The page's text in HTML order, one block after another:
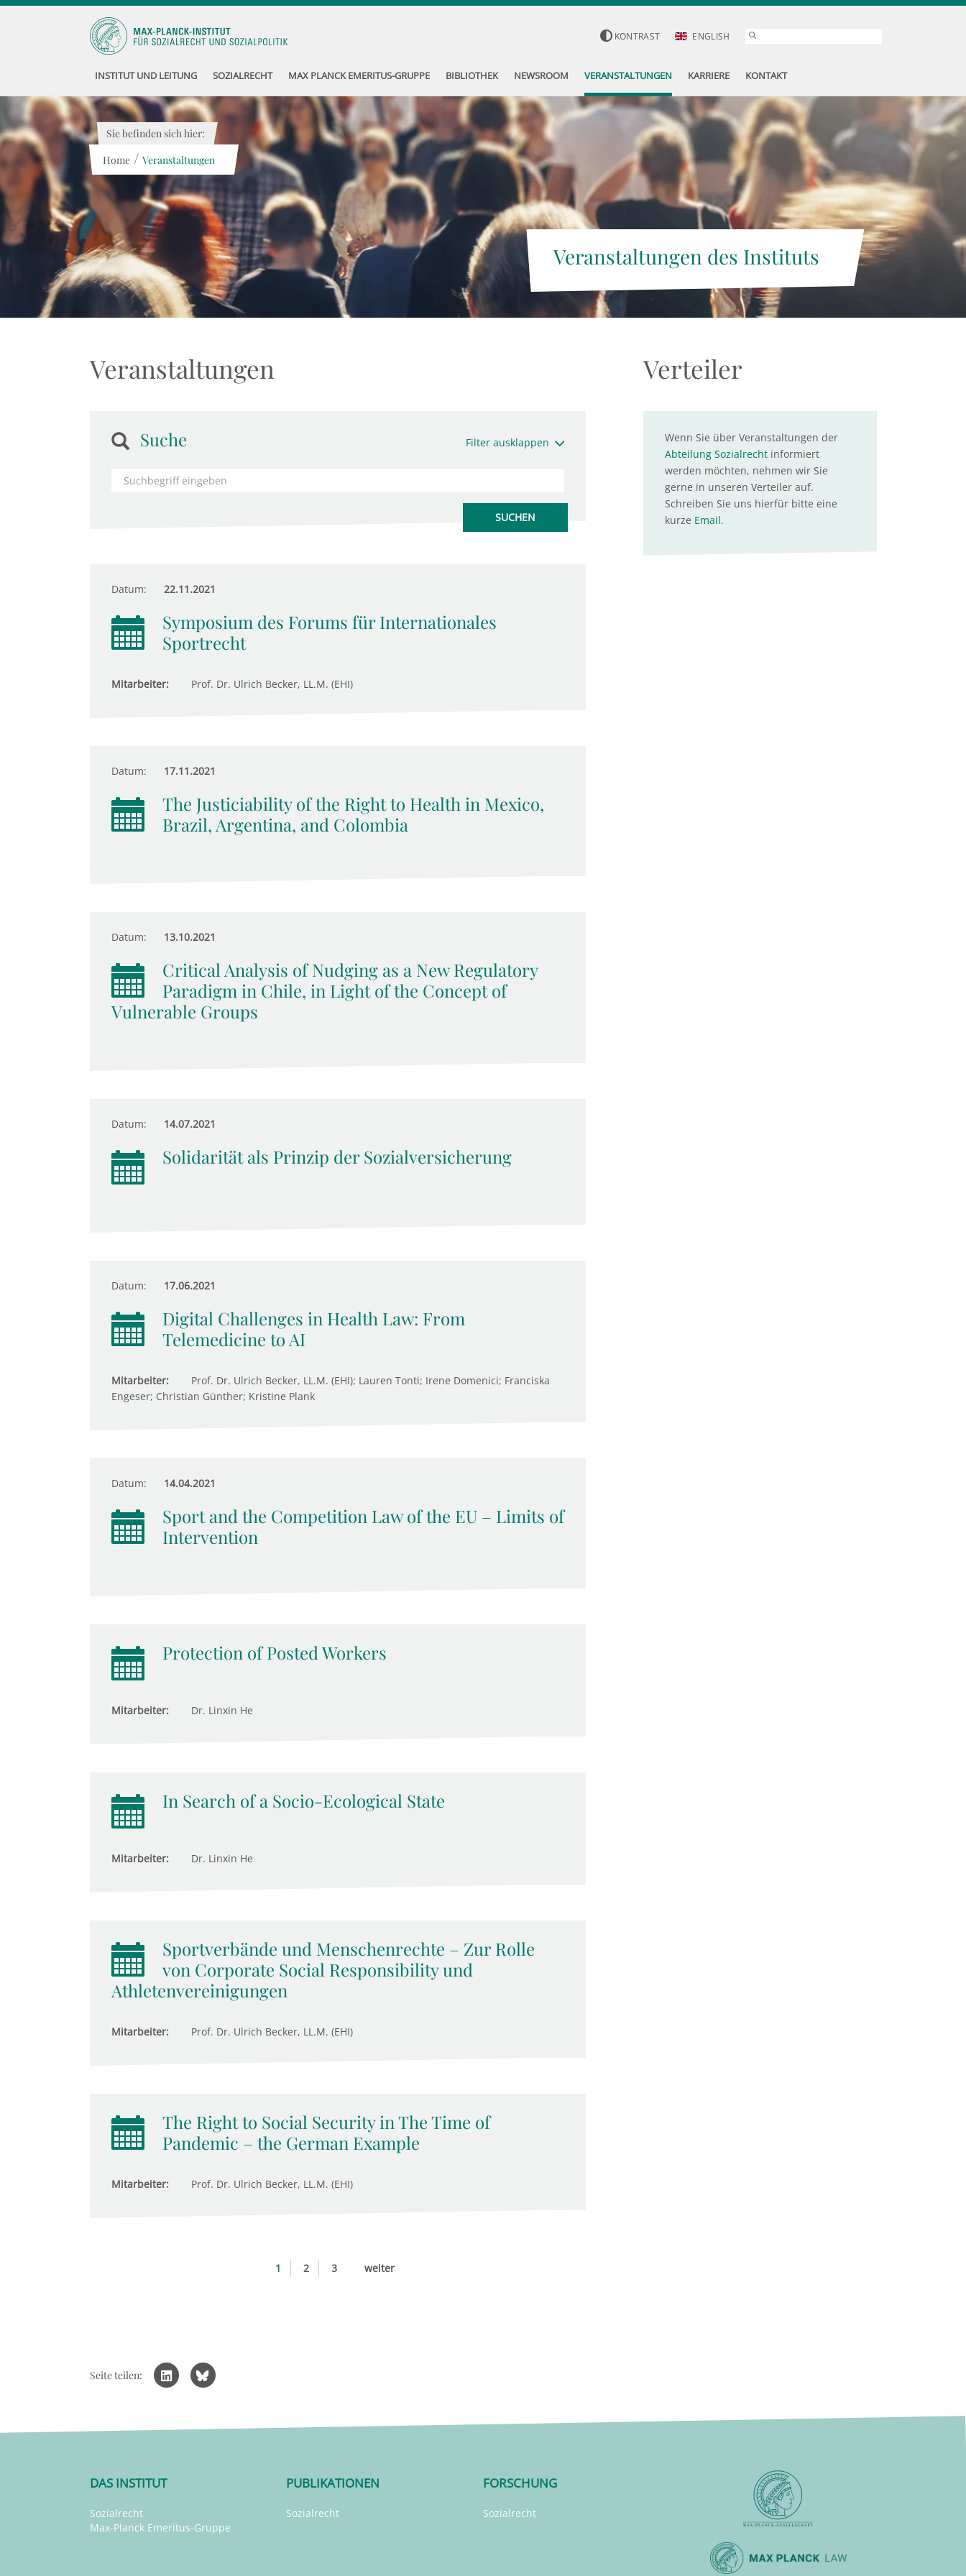
KONTRAST ENGLISH
INSTITUT UND LEITUNG SOZIALRECHT MAX PLANCK EMERITUS-GRUPPE BIBLIOTHEK NEWSROOM VERANSTALTUNGEN KARRIERE KONTAKT
Veranstaltungen des Instituts
Sie befinden sich hier:
Home / Veranstaltungen
Veranstaltungen
Suche Filter ausklappen
Datum: 22.11.2021
Symposium des Forums für Internationales
Sportrecht
Mitarbeiter: Prof. Dr. Ulrich Becker, LL.M. (EHI)
Datum: 17.11.2021
The Justiciability of the Right to Health in Mexico,
Brazil, Argentina, and Colombia
Datum: 13.10.2021
Critical Analysis of Nudging as a New Regulatory
Paradigm in Chile, in Light of the Concept of
Vulnerable Groups
Datum: 14.07.2021
Solidarität als Prinzip der Sozialversicherung
Datum: 17.06.2021
Digital Challenges in Health Law: From
Telemedicine to AI
Mitarbeiter:
Prof. Dr. Ulrich Becker, LL.M. (EHI); Lauren Tonti; Irene Domenici; Franciska
Engeser; Christian Günther; Kristine Plank
Datum: 14.04.2021
Sport and the Competition Law of the EU – Limits of
Intervention
Protection of Posted Workers
Mitarbeiter: Dr. Linxin He
In Search of a Socio-Ecological State
Mitarbeiter: Dr. Linxin He
Sportverbände und Menschenrechte – Zur Rolle
von Corporate Social Responsibility und
Athletenvereinigungen
Mitarbeiter: Prof. Dr. Ulrich Becker, LL.M. (EHI)
The Right to Social Security in The Time of
Pandemic – the German Example
Mitarbeiter: Prof. Dr. Ulrich Becker, LL.M. (EHI)
1 2 3 weiter
Verteiler
Wenn Sie über Veranstaltungen der
Abteilung Sozialrechtinformiert
werden möchten, nehmen wir Sie
gerne in unseren Verteiler auf.
Schreiben Sie uns hierfür bitte eine
kurze Email.
Seite teilen:
DAS INSTITUT
Sozialrecht
Max-Planck Emeritus-Gruppe
PUBLIKATIONEN
Sozialrecht
FORSCHUNG
Sozialrecht